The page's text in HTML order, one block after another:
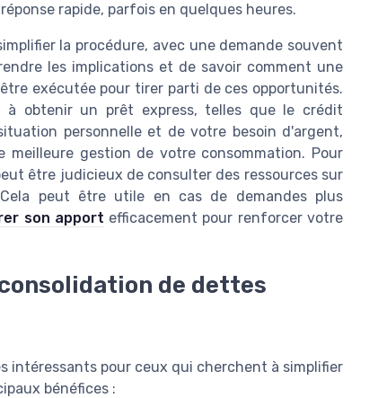
rapide, parfois en quelques heures.
la procédure, avec une demande souvent
les implications et de savoir comment une
exécutée pour tirer parti de ces opportunités.
à obtenir un prêt express, telles que le crédit
personnelle et de votre besoin d'argent,
gestion de votre consommation. Pour
être judicieux de consulter des ressources sur
peut être utile en cas de demandes plus
son apport efficacement pour renforcer votre
de dettes
intéressants pour ceux qui cherchent à simplifier
bénéfices :